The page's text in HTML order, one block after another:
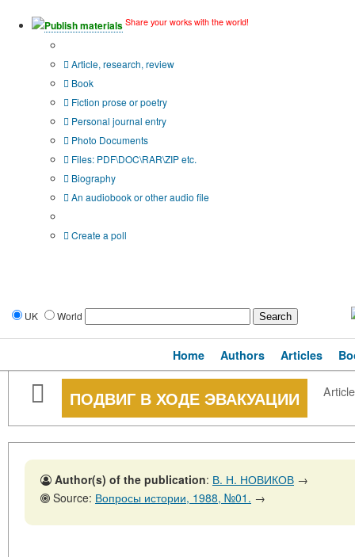
Publish materials Share your works with the world!
Article, research, review
Book
Fiction prose or poetry
Personal journal entry
Photo Documents
Files: PDF\DOC\RAR\ZIP etc.
Biography
An audiobook or other audio file
Create a poll
UK World
Home Authors Articles
ПОДВИГ В ХОДЕ ЭВАКУАЦИИ
Author(s) of the publication: В. Н. НОВИКОВ →
Source: Вопросы истории, 1988, №01. →